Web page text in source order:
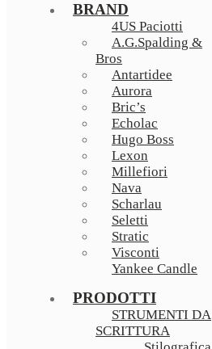
BRAND
4US Paciotti
A.G.Spalding &
Bros
Antartidee
Aurora
Bric’s
Echolac
Hugo Boss
Lexon
Millefiori
Nava
Scharlau
Seletti
Stratic
Visconti
Yankee Candle
PRODOTTI
STRUMENTI DA
SCRITTURA